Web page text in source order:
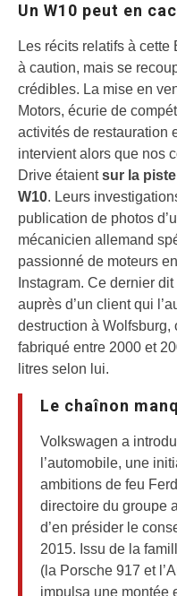
Un W10 peut en
Les récits relatifs à
à caution, mais se
crédibles. La mise en
Motors, écurie de
activités de restauration
intervient alors que nos
Drive étaientsur la
W10. Leurs
publication de photos
mécanicien allemand
passionné de moteurs
Instagram. Ce dernier
auprès d’un client qui
destruction à Wolfsburg,
fabriqué entre 2000 et
litres selon lui.
Le chaînon
Volkswagen a
l’automobile, une
ambitions de feu
directoire du groupe
d’en présider le
2015. Issu de la
(la Porsche 917 et
impulsa une montée